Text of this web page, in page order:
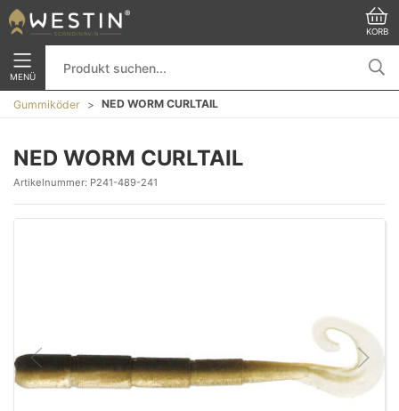
KORB
MENÜ
Gummiköder NED WORM CURLTAIL
NED WORM CURLTAIL
Artikelnummer: P241-489-241